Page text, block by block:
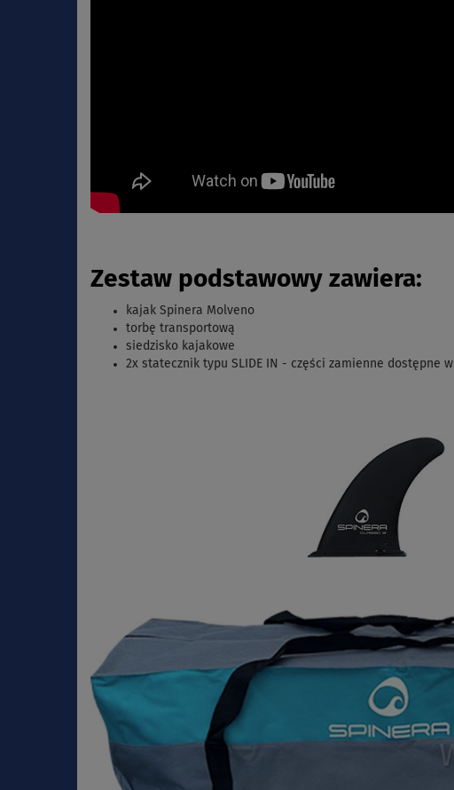
Zestaw podstawowy zawiera:
kajak Spinera Molveno
torbę transportową
siedzisko kajakowe
2x statecznik typu SLIDE IN - części zamienne dostępne w